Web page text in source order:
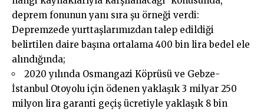
deprem fonunun yanı sıra şu örneği verdi:
Depremzede yurttaşlarımızdan talep edildiği
belirtilen daire başına ortalama 400 bin lira bedel ele
alındığında;
2020 yılında Osmangazi Köprüsü ve Gebze-
İstanbul Otoyolu için ödenen yaklaşık 3 milyar 250
milyon lira garanti geçiş ücretiyle yaklaşık 8 bin